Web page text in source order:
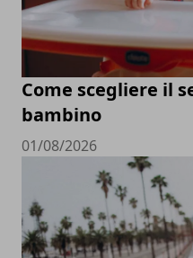
Come scegliere il
bambino
01/08/2026